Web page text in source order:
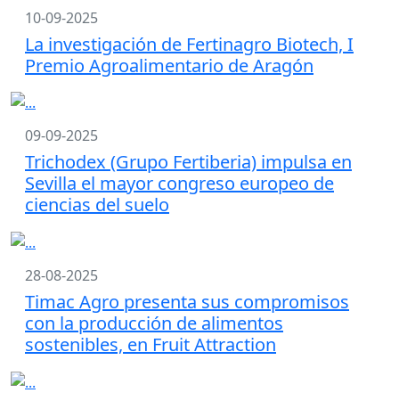
10-09-2025
La investigación de Fertinagro Biotech, I
Premio Agroalimentario de Aragón
09-09-2025
Trichodex (Grupo Fertiberia) impulsa en
Sevilla el mayor congreso europeo de
ciencias del suelo
28-08-2025
Timac Agro presenta sus compromisos
con la producción de alimentos
sostenibles, en Fruit Attraction